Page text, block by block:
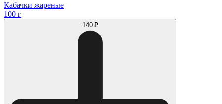
Кабачки жареные
100 г
140 ₽